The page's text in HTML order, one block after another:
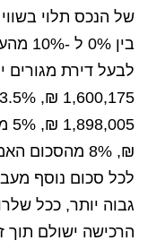
של הנכס תלוי
בין
לכל סכום נוסף
גבוה יותר, ככל
הרכישה ישולם תוך